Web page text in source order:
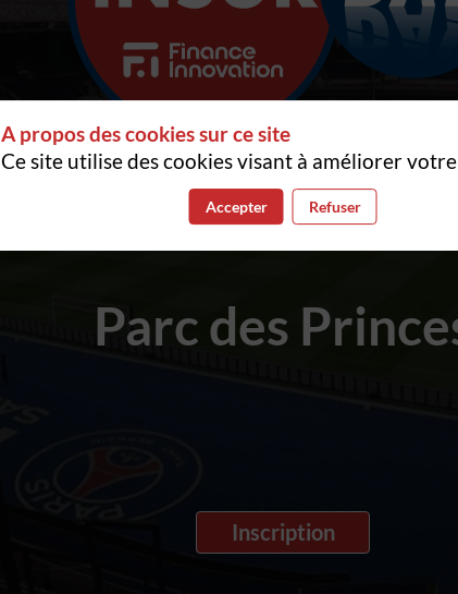
novembre2023
Parc des
Inscription
A propos des cookies sur ce site
Ce site utilise des cookies visant à améliorer
Accepter Refuser